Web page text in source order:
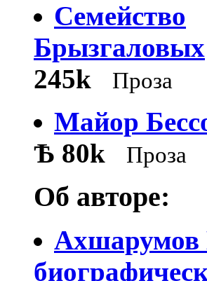
Семейство
Брызгаловых
245k
Проза
Майор
Ѣ 80k Проза
Об авторе: